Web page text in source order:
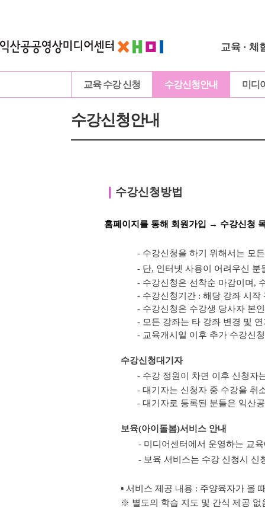
교육 · 체
교육 수강 신청 수강신청안내 미디
수강신청안내
수강신청방법
홈페이지를 통해 회원가입 → 수강신청
- 수강신청을 하기 위해서는 모
- 단, 인터넷 사용이 어려우신
- 수강신청은 선착순 마감이며,
- 수강신청기간 : 해당 강좌 시작
- 수강신청은 수강생 당사자 본
- 모든 강좌는 타 강좌 변경 및
- 교육개시일 이후 추가 수강신
수강신청대기자
- 수강 정원이 차면 이후 신청자
- 대기자는 신청자 중 수강을 취
- 대기자로 등록된 분들은 익산
보육(아이돌봄)서비스 안내
- 미디어센터에서 운영하는 교
- 보육 서비스는 수강 신청시 신
▪ 서비스 제공 내용 : 주양육자가 올
※ 별도의 학습 지도 및 간식 제공 없